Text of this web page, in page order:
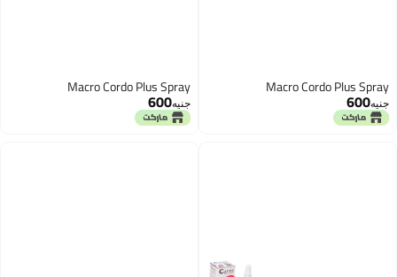
Macro Cordo Plus Spray
جنيه600
Macro Cordo Plus Spray
جنيه600